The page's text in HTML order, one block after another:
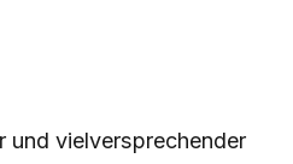
und vielversprechender